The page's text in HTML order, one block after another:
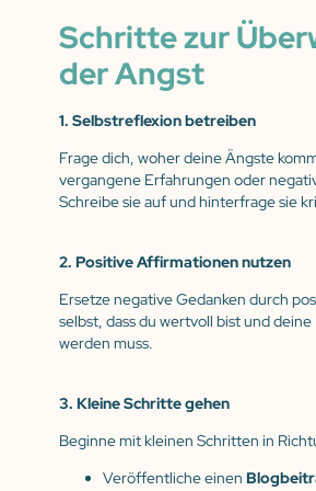
Schritte zur
der Angst
1. Selbstreflexion betreiben
Frage dich, woher deine Ängste
vergangene Erfahrungen oder
Schreibe sie auf und hinterfrage sie
2. Positive Affirmationen nutzen
Ersetze negative Gedanken durch
selbst, dass du wertvoll bist und
werden muss.
3. Kleine Schritte gehen
Beginne mit kleinen Schritten in
Veröffentliche einen